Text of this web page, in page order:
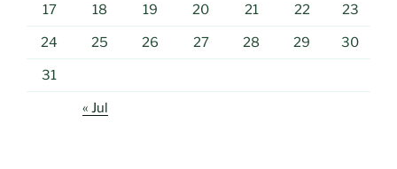
17 18 19 20 21 22 23
24 25 26 27 28 29 30
31
« Jul